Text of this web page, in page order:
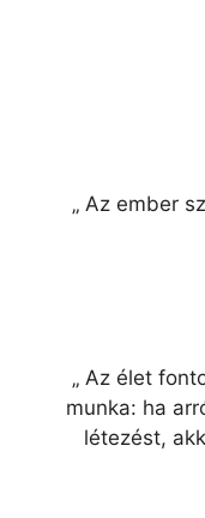
„ Az ember
„ Az élet
munka: ha
létezést,